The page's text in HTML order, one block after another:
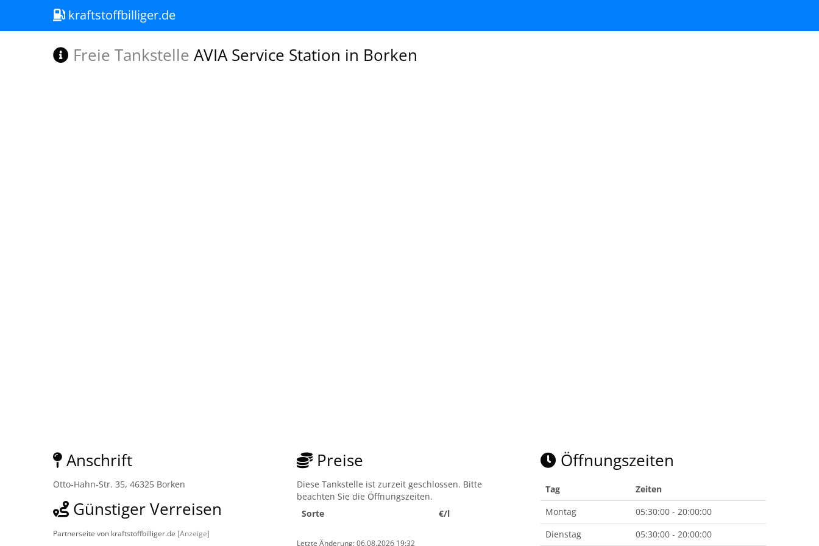
kraftstoffbilliger.de
Freie Tankstelle AVIA Service Station in Borken
Anschrift
Otto-Hahn-Str. 35, 46325 Borken
Günstiger Verreisen
Partnerseite von kraftstoffbilliger.de [Anzeige]
Preise
Diese Tankstelle ist zurzeit geschlossen. Bitte
beachten Sie die Öffnungszeiten.
Sorte
€/l
Letzte Änderung: 06.08.2026 19:32
Öffnungszeiten
Tag
Zeiten
Montag
05:30:00 - 20:00:00
Dienstag
05:30:00 - 20:00:00